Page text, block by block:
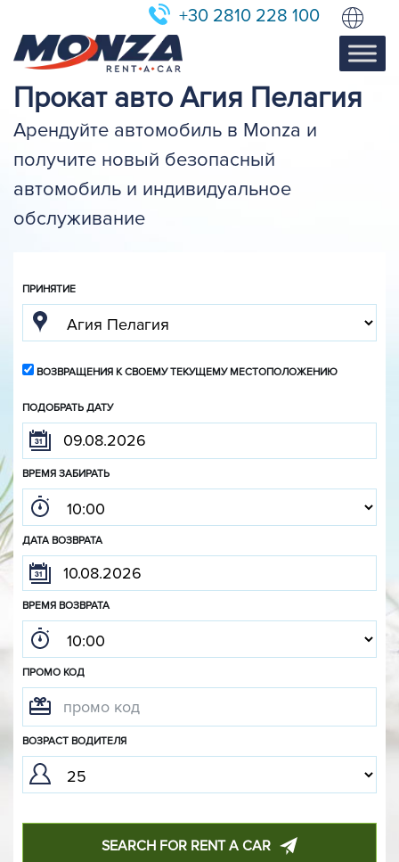
+30 2810 228 100
Прокат авто Агия Пелагия
Арендуйте автомобиль в Monza и
получите новый безопасный
автомобиль и индивидуальное
обслуживание
ПРИНЯТИЕ
ВОЗВРАЩЕНИЯ К СВОЕМУ ТЕКУЩЕМУ МЕСТОПОЛОЖЕНИЮ
ПОДОБРАТЬ ДАТУ
ВРЕМЯ ЗАБИРАТЬ
ДАТА ВОЗВРАТА
ВРЕМЯ ВОЗВРАТА
ПРОМО КОД
ВОЗРАСТ ВОДИТЕЛЯ
SEARCH FOR RENT A CAR